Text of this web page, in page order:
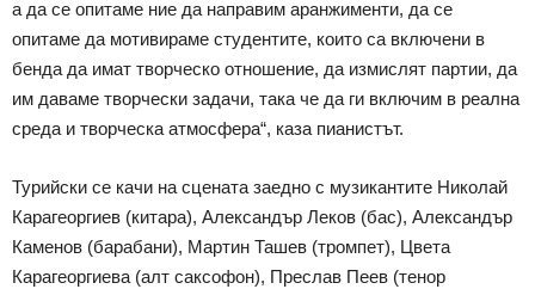
а да се опитаме ние да направим аранжименти, да се
опитаме да мотивираме студентите, които са включени в
бенда да имат творческо отношение, да измислят партии, да
им даваме творчески задачи, така че да ги включим в реална
среда и творческа атмосфера“, каза пианистът.
Турийски се качи на сцената заедно с музикантите Николай
Карагеоргиев (китара), Александър Леков (бас), Александър
Каменов (барабани), Мартин Ташев (тромпет), Цвета
Карагеоргиева (алт саксофон), Преслав Пеев (тенор